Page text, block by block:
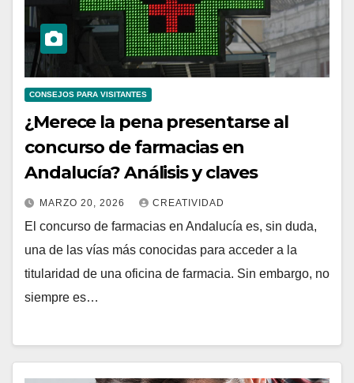
CONSEJOS PARA VISITANTES
¿Merece la pena presentarse al
concurso de farmacias en
Andalucía? Análisis y claves
MARZO 20, 2026 CREATIVIDAD
El concurso de farmacias en Andalucía es, sin duda,
una de las vías más conocidas para acceder a la
titularidad de una oficina de farmacia. Sin embargo, no
siempre es…